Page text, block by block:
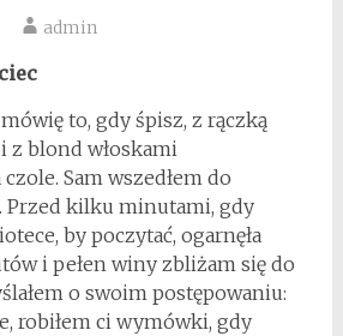
admin
to, gdy śpisz, z rączką
z blond włoskami
Sam wszedłem do
Przed kilku minutami, gdy
by poczytać, ogarnęła
i pełen winy zbliżam się do
o swoim postępowaniu:
robiłem ci wymówki, gdy